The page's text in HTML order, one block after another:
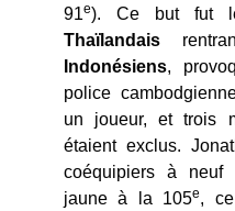
91e). Ce but fut
Thaïlandais
Indonésiens,
police
un joueur, et trois
étaient exclus.
coéquipiers à neuf
jaune à la 105e,